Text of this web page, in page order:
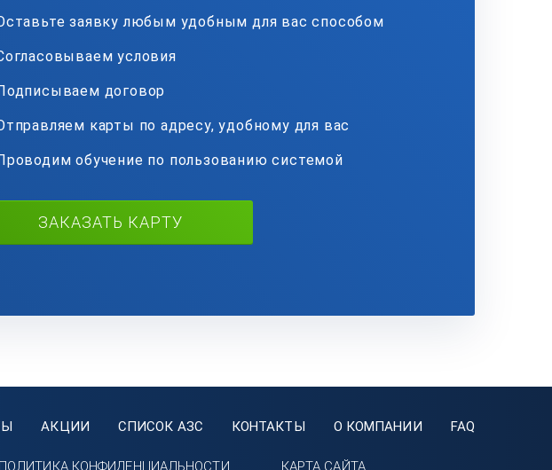
заявку любым удобным для вас способом
условия
договор
карты по адресу, удобному для вас
обучение по пользованию системой
ЗАКАЗАТЬ КАРТУ
АКЦИИ СПИСОК АЗС КОНТАКТЫ О КОМПАНИИ FAQ